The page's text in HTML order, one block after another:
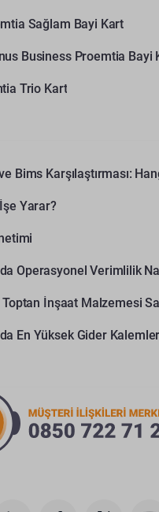
Sağlam Bayi Kart
Business Proemtia Bayi
Trio Kart
Yarar?